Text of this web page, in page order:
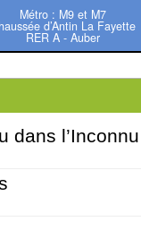
Métro : M9 et M7
d’Antin La Fayette
RER A - Auber
dans l’Inconnu